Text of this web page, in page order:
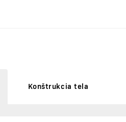
Konštrukcia tela